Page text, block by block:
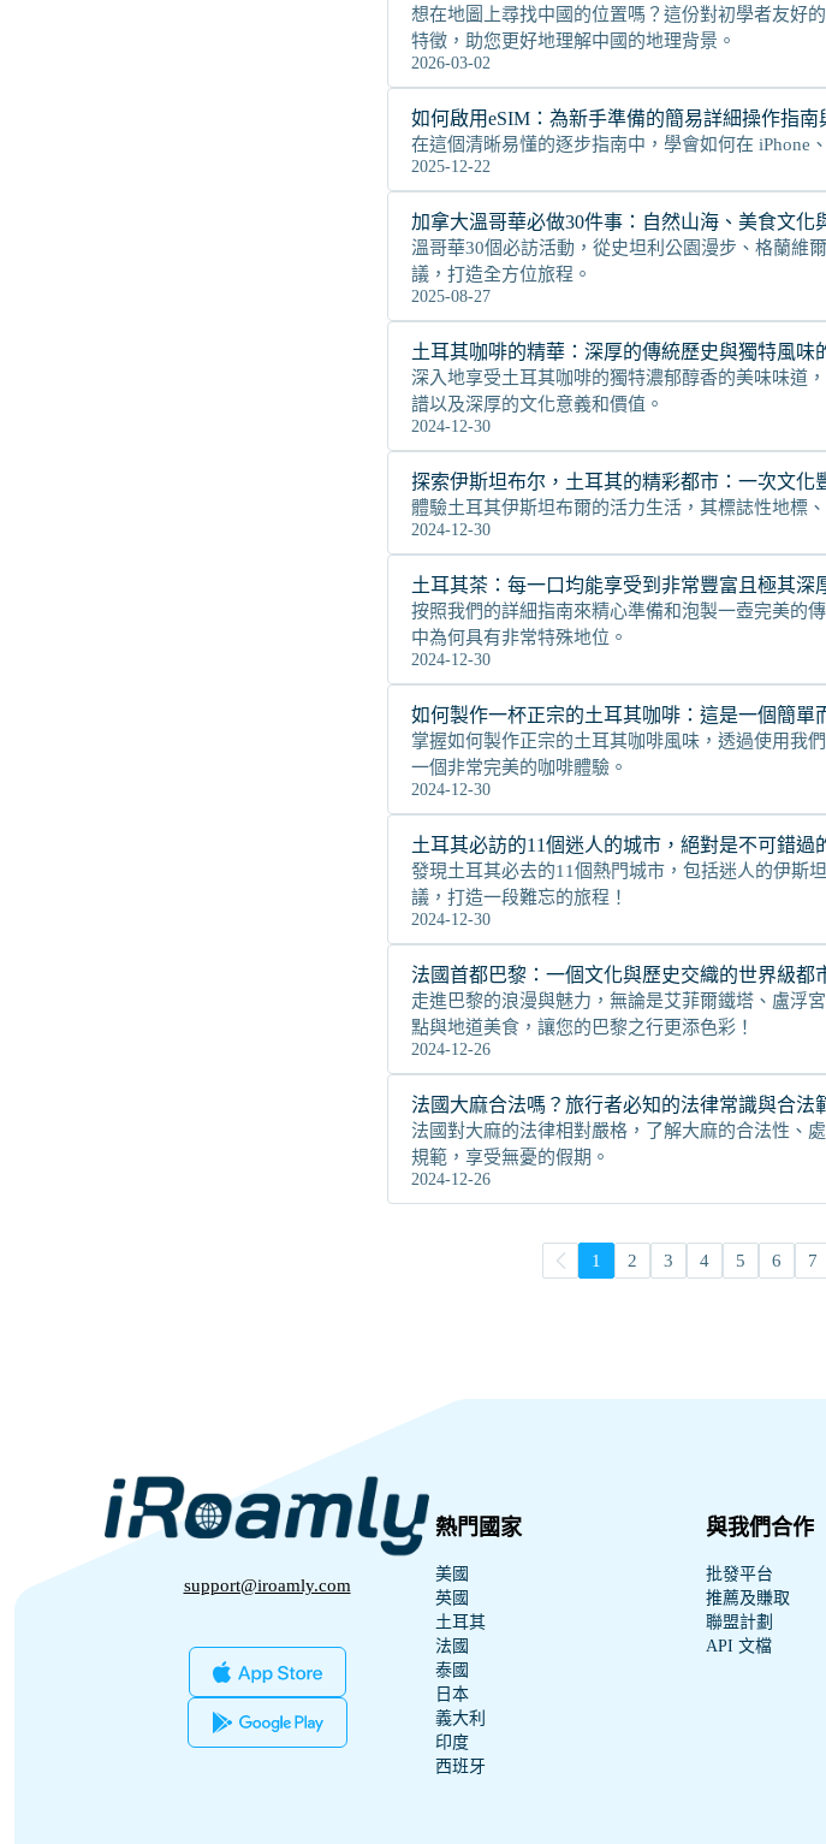
想在地圖上尋找中國的位置嗎？這份對初學者友好
特徵，助您更好地理解中國的地理背景。
2026-03-02
如何啟用eSIM：為新手準備的簡易詳細操作指南
在這個清晰易懂的逐步指南中，學會如何在 iPhone
2025-12-22
加拿大溫哥華必做30件事：自然山海、美食文化
溫哥華30個必訪活動，從史坦利公園漫步、格蘭維
議，打造全方位旅程。
2025-08-27
土耳其咖啡的精華：深厚的傳統歷史與獨特風味
深入地享受土耳其咖啡的獨特濃郁醇香的美味味道
譜以及深厚的文化意義和價值。
2024-12-30
探索伊斯坦布尔，土耳其的精彩都市：一次文化
體驗土耳其伊斯坦布爾的活力生活，其標誌性地標
2024-12-30
土耳其茶：每一口均能享受到非常豐富且極其深
按照我們的詳細指南來精心準備和泡製一壺完美的
中為何具有非常特殊地位。
2024-12-30
如何製作一杯正宗的土耳其咖啡：這是一個簡單
掌握如何製作正宗的土耳其咖啡風味，透過使用我
一個非常完美的咖啡體驗。
2024-12-30
土耳其必訪的11個迷人的城市，絕對是不可錯過
發現土耳其必去的11個熱門城市，包括迷人的伊斯
議，打造一段難忘的旅程！
2024-12-30
法國首都巴黎：一個文化與歷史交織的世界級都
走進巴黎的浪漫與魅力，無論是艾菲爾鐵塔、盧浮
點與地道美食，讓您的巴黎之行更添色彩！
2024-12-26
法國大麻合法嗎？旅行者必知的法律常識與合法
法國對大麻的法律相對嚴格，了解大麻的合法性、
規範，享受無憂的假期。
2024-12-26
1 2 3 4 5 6 7
support@iroamly.com
熱門國家
美國
英國
土耳其
法國
泰國
日本
義大利
印度
西班牙
與我們合作
批發平台
推薦及賺取
聯盟計劃
API 文檔